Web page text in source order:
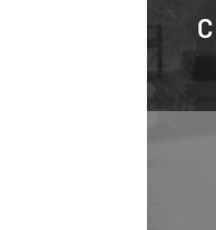
Créez-vous une alerte mail pour être averti quand une annonce est en ligne et consultez la